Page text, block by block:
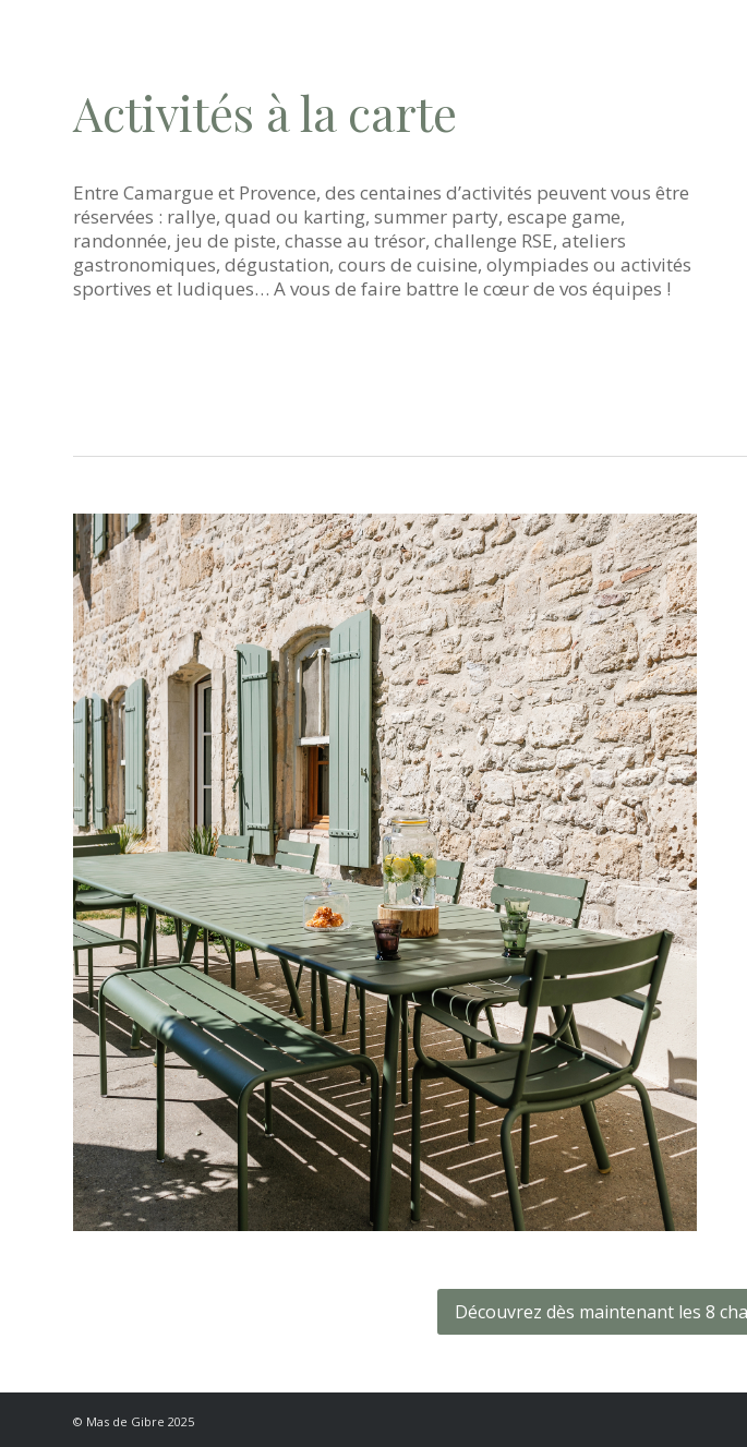
Activités à la carte
Entre Camargue et Provence, des centaines d’activités peuvent vous être
réservées : rallye, quad ou karting, summer party, escape game,
randonnée, jeu de piste, chasse au trésor, challenge RSE, ateliers
gastronomiques, dégustation, cours de cuisine, olympiades ou activités
sportives et ludiques… A vous de faire battre le cœur de vos équipes !
Découvrez dès maintenant les 8
© Mas de Gibre 2025